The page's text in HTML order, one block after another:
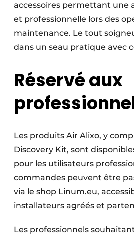
accessoires permettant une
et professionnelle lors des
maintenance. Le tout
dans un seau pratique avec
Réservé aux
Les produits Air Alixo, y
Discovery Kit, sont
pour les utilisateurs
commandes peuvent être
via le shop Linum.eu,
installateurs agréés et
Les professionnels